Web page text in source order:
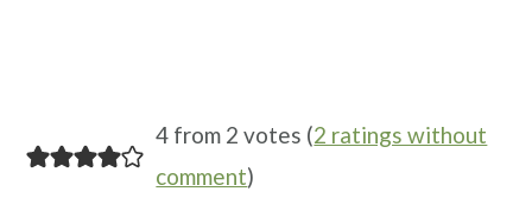
4 from 2 votes (2 ratings without
comment)